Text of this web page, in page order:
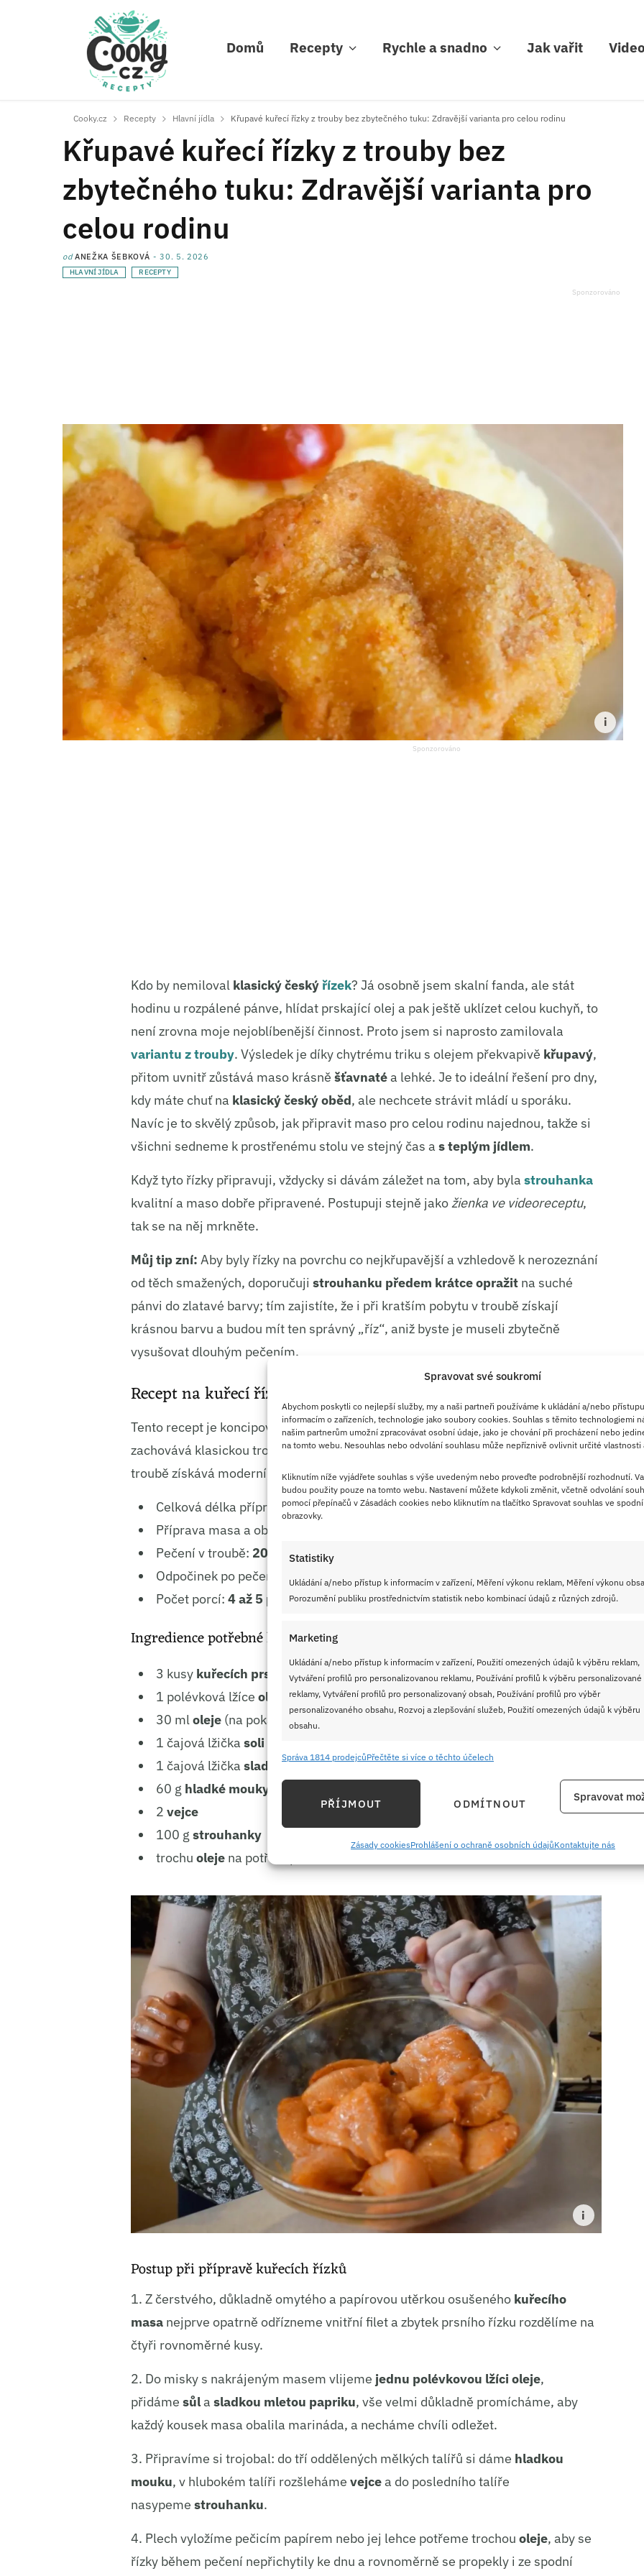
Spravovat své soukromí
Abychom poskytli co nejlepší služby, my a naši partneři používáme k ukládání a/nebo
informacím o zařízeních, technologie jako soubory cookies. Souhlas s těmito technologiemi
našim partnerům umožní zpracovávat osobní údaje, jako je chování při procházení nebo
na tomto webu. Nesouhlas nebo odvolání souhlasu může nepříznivě ovlivnit určité vlastnosti
Kliknutím níže vyjádřete souhlas s výše uvedeným nebo proveďte podrobnější rozhodnutí.
budou použity pouze na tomto webu. Nastavení můžete kdykoli změnit, včetně odvolání
pomocí přepínačů v Zásadách cookies nebo kliknutím na tlačítko Spravovat souhlas ve
obrazovky.
Statistiky
Ukládání a/nebo přístup k informacím v zařízení, Měření výkonu reklam, Měření výkonu
Porozumění publiku prostřednictvím statistik nebo kombinací údajů z různých zdrojů.
Marketing
Ukládání a/nebo přístup k informacím v zařízení, Použití omezených údajů k výběru reklam,
Vytváření profilů pro personalizovanou reklamu, Používání profilů k výběru personalizované
reklamy, Vytváření profilů pro personalizovaný obsah, Používání profilů pro výběr
personalizovaného obsahu, Rozvoj a zlepšování služeb, Použití omezených údajů k výběru
obsahu.
Funkce
Identifikace zařízení na základě automaticky přenášených informací.
Používání přesných údajů o zeměpisné poloze, Identifikace zařízení na
základě aktivně vyžádaných informací.
Zajištění bezpečnosti, předcházení a zjišťování podvodů a
odstraňování chyb, Poskytování a zobrazování reklamy a obsahu,
Ukládání a sdělování voleb ochrany osobních údajů.
Správa 1814 prodejcůPřečtěte si více o těchto účelech
PŘÍJMOUT ODMÍTNOUT
Spravovat
Zásady cookiesProhlášení o ochraně osobních údajůKontaktujte nás
Domů Recepty Rychle a snadno Jak vařit Video
Cooky.cz Recepty Hlavní jídla Křupavé kuřecí řízky z trouby bez zbytečného tuku: Zdravější varianta pro celou rodinu
Křupavé kuřecí řízky z trouby bez
zbytečného tuku: Zdravější varianta pro
celou rodinu
odANEŽKA ŠEBKOVÁ 30. 5. 2026
HLAVNÍ JÍDLA RECEPTY
Kdo by nemiloval klasický českýřízek? Já osobně jsem skalní fanda, ale stát
hodinu u rozpálené pánve, hlídat prskající olej a pak ještě uklízet celou kuchyň, to
není zrovna moje nejoblíbenější činnost. Proto jsem si naprosto zamilovala
variantu z trouby. Výsledek je díky chytrému triku s olejem překvapivě křupavý,
přitom uvnitř zůstává maso krásně šťavnatéa lehké. Je to ideální řešení pro dny,
kdy máte chuť na klasický český oběd, ale nechcete strávit mládí u sporáku.
Navíc je to skvělý způsob, jak připravit maso pro celou rodinu najednou, takže si
všichni sedneme k prostřenému stolu ve stejný čas a s teplým jídlem.
Když tyto řízky připravuji, vždycky si dávám záležet na tom, aby byla strouhanka
kvalitní a maso dobře připravené. Postupuji stejně jako žienka ve videoreceptu,
tak se na něj mrkněte.
Můj tip zní: Aby byly řízky na povrchu co nejkřupavější a vzhledově k nerozeznání
od těch smažených, doporučuji strouhanku předem krátce opražitna suché
pánvi do zlatavé barvy; tím zajistíte, že i při kratším pobytu v troubě získají
krásnou barvu a budou mít ten správný „říz“, aniž byste je museli zbytečně
vysušovat dlouhým pečením.
Recept na kuřecí řízky pečené v troubě
Tento recept je koncipován pro snadnou přípravu na jednom plechu. Postup
zachovává klasickou trojobalovou metodu, která díky následnému pečení v
troubě získává moderní, zdravější rozměr.
Celková délka přípravy:45 minut
Příprava masa a obalování:
Pečení v troubě: 20 minut
Odpočinek po pečení:
5 minut
Počet porcí: 4 až 5 porcí
Ingredience potřebné k přípravě kuřecích řízků
3 kusy kuřecích prsních řízků(bez kosti a kůže)
1 polévková lžíce oleje
(do marinády)
30 mloleje(na pokapání)
1 čajová lžička soli
1 čajová lžička sladké mleté papriky
60 g hladké mouky
2 vejce
100 g strouhanky
trochu olejena potření plechu
Postup při přípravě kuřecích řízků
1. Z čerstvého, důkladně omytého a papírovou utěrkou osušeného kuřecího
masanejprve opatrně odřízneme vnitřní filet a zbytek prsního řízku rozdělíme na
čtyři rovnoměrné kusy.
2. Do misky s nakrájeným masem vlijeme jednu polévkovou lžíci oleje,
přidáme sůla sladkou mletou papriku, vše velmi důkladně promícháme, aby
každý kousek masa obalila marináda, a necháme chvíli odležet.
3. Připravíme si trojobal: do tří oddělených mělkých talířů si dáme hladkou
mouku, v hlubokém talíři rozšleháme vejcea do posledního talíře
nasypeme strouhanku.
4. Plech vyložíme pečicím papírem nebo jej lehce potřeme trochou oleje, aby se
řízky během pečení nepřichytily ke dnu a rovnoměrně se propekly i ze spodní